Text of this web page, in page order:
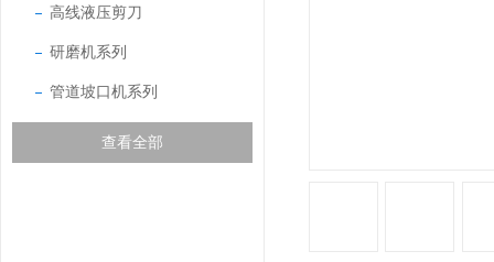
高线液压剪刀
研磨机系列
管道坡口机系列
查看全部